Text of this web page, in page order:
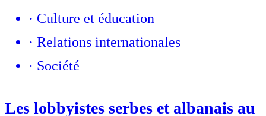
· Culture et éducation
· Relations internationales
· Société
Les lobbyistes serbes et albanais au